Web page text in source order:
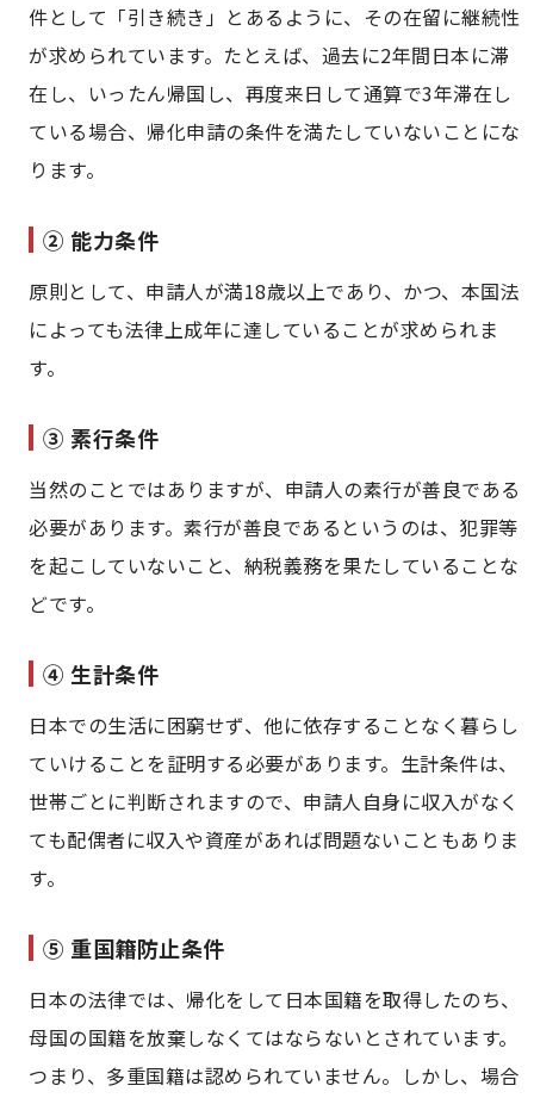
件として「引き続き」とあるように、その在留に継続性
が求められています。たとえば、過去に2年間日本に滞
在し、いったん帰国し、再度来日して通算で3年滞在し
ている場合、帰化申請の条件を満たしていないことにな
ります。
② 能力条件
原則として、申請人が満18歳以上であり、かつ、本国法
によっても法律上成年に達していることが求められま
す。
③ 素行条件
当然のことではありますが、申請人の素行が善良である
必要があります。素行が善良であるというのは、犯罪等
を起こしていないこと、納税義務を果たしていることな
どです。
④ 生計条件
日本での生活に困窮せず、他に依存することなく暮らし
ていけることを証明する必要があります。生計条件は、
世帯ごとに判断されますので、申請人自身に収入がなく
ても配偶者に収入や資産があれば問題ないこともありま
す。
⑤ 重国籍防止条件
日本の法律では、帰化をして日本国籍を取得したのち、
母国の国籍を放棄しなくてはならないとされています。
つまり、多重国籍は認められていません。しかし、場合